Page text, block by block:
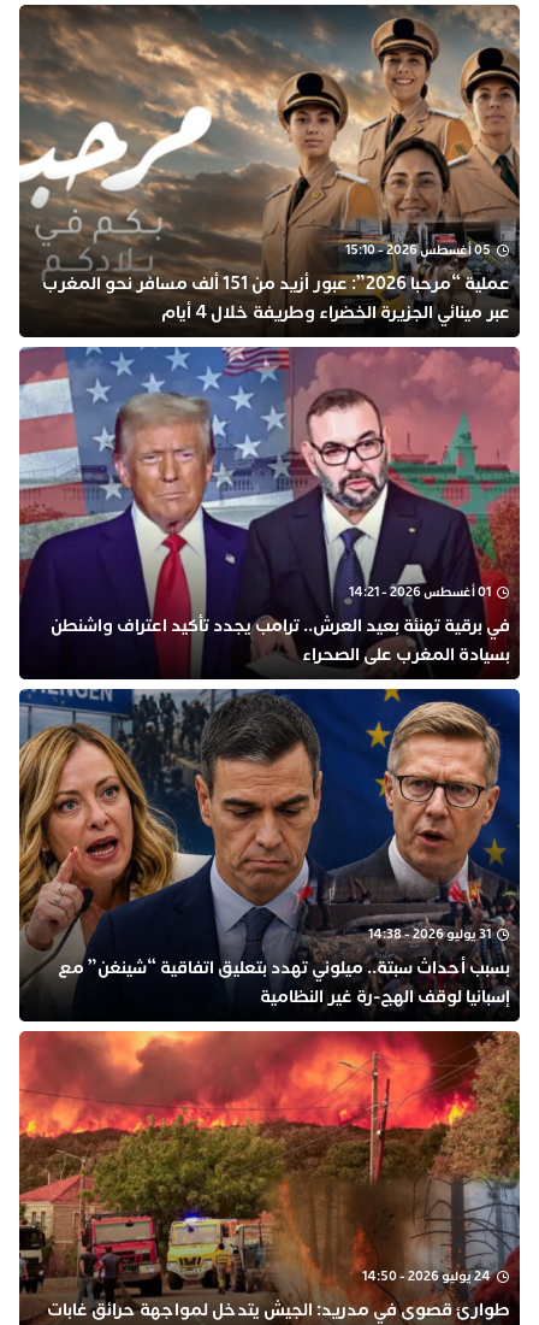
05 أغسطس 2026 - 15:10
عملية “مرحبا 2026”: عبور أزيد من 151 ألف مسافر نحو المغرب
عبر مينائي الجزيرة الخضراء وطريفة خلال 4 أيام
01 أغسطس 2026 - 14:21
في برقية تهنئة بعيد العرش.. ترامب يجدد تأكيد اعتراف واشنطن
بسيادة المغرب على الصحراء
31 يوليو 2026 - 14:38
بسبب أحداث سبتة.. ميلوني تهدد بتعليق اتفاقية “شينغن” مع
إسبانيا لوقف الهج-رة غير النظامية
24 يوليو 2026 - 14:50
طوارئ قصوى في مدريد: الجيش يتدخل لمواجهة حرائق غابات